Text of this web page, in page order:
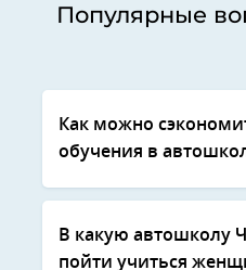
Популярные
Как можно
обучения в
В какую автошколу
пойти учиться